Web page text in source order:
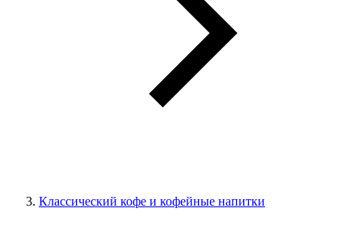
Классический кофе и кофейные напитки